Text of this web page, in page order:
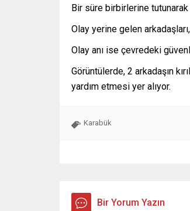
Bir süre birbirlerine tutunarak
Olay yerine gelen
Olay anı ise çevredeki
Görüntülerde, 2 arkadaşın
yardım etmesi yer alıyor.
Karabük
Bir Yorum Yazın